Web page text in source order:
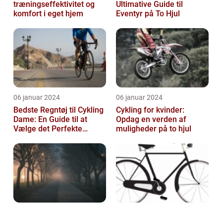
træningseffektivitet og
komfort i eget hjem
Ultimative Guide til
Eventyr på To Hjul
06 januar 2024
Bedste Regntøj til Cykling
Dame: En Guide til at
Vælge det Perfekte
unde...
06 januar 2024
Cykling for kvinder:
Opdag en verden af
muligheder på to hjul